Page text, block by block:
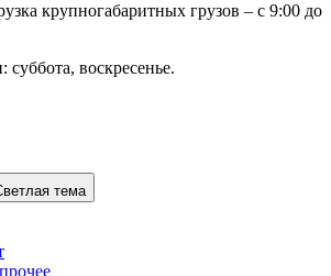
крупногабаритных грузов – с 9:00 до
воскресенье.
тема